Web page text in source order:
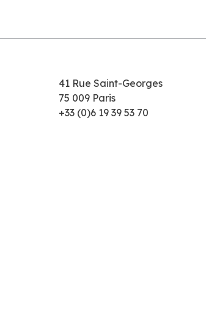
41 Rue Saint-Georges
75 009 Paris
+33 (0)6 19 39 53 70